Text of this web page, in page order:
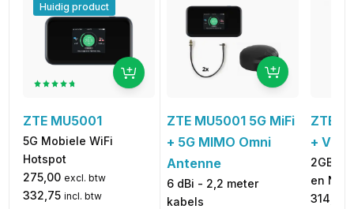
Huidig product
ZTE MU5001
5G Mobiele WiFi
Hotspot
275,00 excl. btw
332,75 incl. btw
ZTE MU5001 5G MiFi
+ 5G MIMO Omni
Antenne
6 dBi - 2,2 meter
kabels
ZTE
+
2GB
en
314,00